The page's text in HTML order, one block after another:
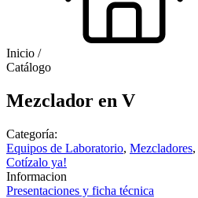
Inicio /
Catálogo
Mezclador en V
Categoría:
Equipos de Laboratorio, Mezcladores,
Cotízalo ya!
Informacion
Presentaciones y ficha técnica